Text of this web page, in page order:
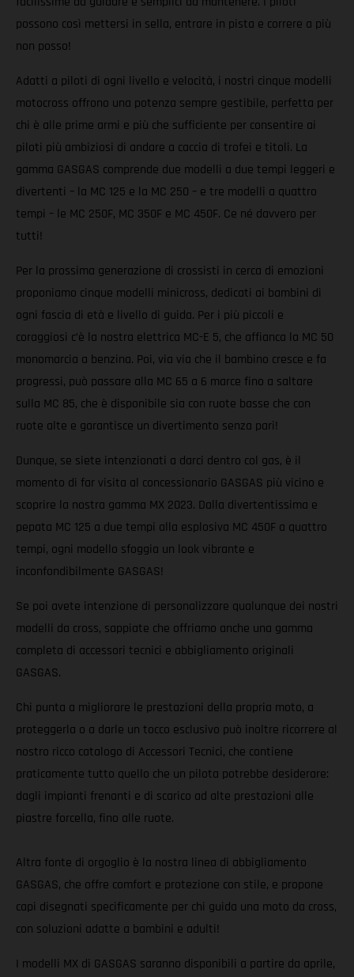
possono così mettersi in sella, entrare in pista e correre a più
non posso!
Adatti a piloti di ogni livello e velocità, i nostri cinque modelli
motocross offrono una potenza sempre gestibile, perfetta per
chi è alle prime armi e più che sufficiente per consentire ai
piloti più ambiziosi di andare a caccia di trofei e titoli. La
gamma GASGAS comprende due modelli a due tempi leggeri e
divertenti – la MC 125 e la MC 250 – e tre modelli a quattro
tempi – le MC 250F, MC 350F e MC 450F. Ce né davvero per
tutti!
Per la prossima generazione di crossisti in cerca di emozioni
proponiamo cinque modelli minicross, dedicati ai bambini di
ogni fascia di età e livello di guida. Per i più piccoli e
coraggiosi c’è la nostra elettrica MC-E 5, che affianca la MC 50
monomarcia a benzina. Poi, via via che il bambino cresce e fa
progressi, può passare alla MC 65 a 6 marce fino a saltare
sulla MC 85, che è disponibile sia con ruote basse che con
ruote alte e garantisce un divertimento senza pari!
Dunque, se siete intenzionati a darci dentro col gas, è il
momento di far visita al concessionario GASGAS più vicino e
scoprire la nostra gamma MX 2023. Dalla divertentissima e
pepata MC 125 a due tempi alla esplosiva MC 450F a quattro
tempi, ogni modello sfoggia un look vibrante e
inconfondibilmente GASGAS!
Se poi avete intenzione di personalizzare qualunque dei nostri
modelli da cross, sappiate che offriamo anche una gamma
completa di accessori tecnici e abbigliamento originali
GASGAS.
Chi punta a migliorare le prestazioni della propria moto, a
proteggerla o a darle un tocco esclusivo può inoltre ricorrere al
nostro ricco catalogo di Accessori Tecnici, che contiene
praticamente tutto quello che un pilota potrebbe desiderare:
dagli impianti frenanti e di scarico ad alte prestazioni alle
piastre forcella, fino alle ruote.
Altra fonte di orgoglio è la nostra linea di abbigliamento
GASGAS, che offre comfort e protezione con stile, e propone
capi disegnati specificamente per chi guida una moto da cross,
con soluzioni adatte a bambini e adulti!
I modelli MX di GASGAS saranno disponibili a partire da aprile,